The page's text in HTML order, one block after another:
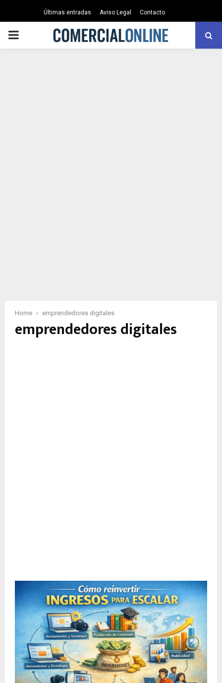
Últimas entradas Aviso Legal Contacto
PRIMARY
Home emprendedores digitales
emprendedores digitales